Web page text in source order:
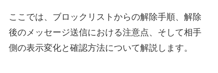
ここでは、ブロックリストからの解除手順、解除
後のメッセージ送信における注意点、そして相手
側の表示変化と確認方法について解説します。